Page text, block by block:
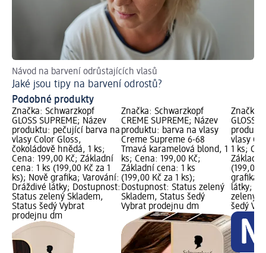
Návod na barvení odrůstajících vlasů
Jaké jsou tipy na barvení odrostů?
Podobné produkty
Značka: Schwarzkopf
GLOSS SUPREME; Název
produktu: pečující barva na
vlasy Color Gloss,
čokoládově hnědá, 1 ks;
Cena: 199,00 Kč; Základní
cena: 1 ks (199,00 Kč za 1
ks); Nově grafika; Varování:
Dráždivé látky; Dostupnost:
Status zelený Skladem,
Status šedý Vybrat
prodejnu dm
Značka: Schwarzkopf
CREME SUPREME; Název
produktu: barva na vlasy
Creme Supreme 6-68
Tmavá karamelová blond, 1
ks; Cena: 199,00 Kč;
Základní cena: 1 ks
(199,00 Kč za 1 ks);
Dostupnost: Status zelený
Skladem, Status šedý
Vybrat prodejnu dm
Značka:
GLOSS
vlasy
1 ks;
Základní
(199,00
grafika;
látky;
zelený
šedý